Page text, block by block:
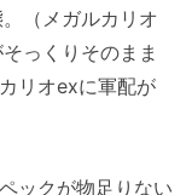
（メガルカリオ
っくりそのまま
リオexに軍配が
ックが物足りない